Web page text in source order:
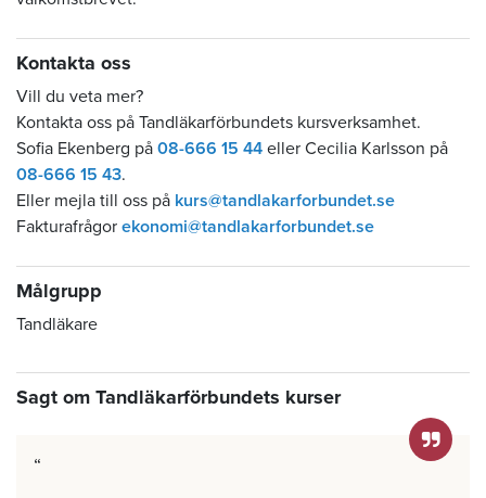
Kontakta oss
Vill du veta mer?
Kontakta oss på Tandläkarförbundets kursverksamhet.
Sofia Ekenberg på 08-666 15 44 eller Cecilia Karlsson på
08-666 15 43.
Eller mejla till oss på kurs@tandlakarforbundet.se
Fakturafrågor ekonomi@tandlakarforbundet.se
Målgrupp
Tandläkare
Sagt om Tandläkarförbundets kurser